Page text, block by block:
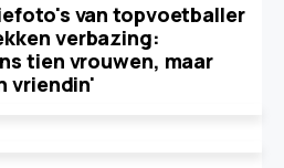
van topvoetballer
verbazing:
tien vrouwen, maar
vriendin'